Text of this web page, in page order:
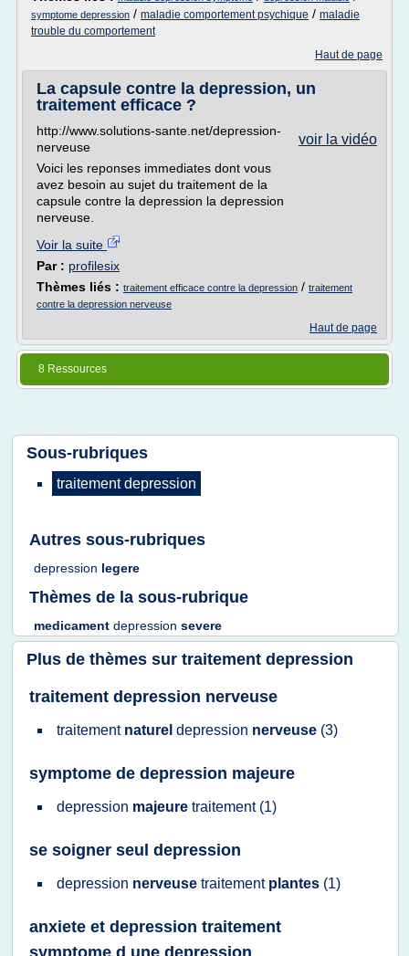
symptome depression / maladie comportement psychique / maladie
trouble du comportement
Haut de page
La capsule contre la depression, un
traitement efficace ?
voir la vidéo
http://www.solutions-sante.net/depression-
nerveuse
Voici les reponses immediates dont vous
avez besoin au sujet du traitement de la
capsule contre la depression la depression
nerveuse.
Voir la suite
Par : profilesix
Thèmes liés : traitement efficace contre la depression / traitement
contre la depression nerveuse
Haut de page
8 Ressources
Sous-rubriques
traitement depression
Autres sous-rubriques
depression legere
Thèmes de la sous-rubrique
medicament depression severe
Plus de thèmes sur traitement depression
traitement depression nerveuse
traitement naturel depression nerveuse (3)
symptome de depression majeure
depression majeure traitement (1)
se soigner seul depression
depression nerveuse traitement plantes (1)
anxiete et depression traitement
symptome d une depression